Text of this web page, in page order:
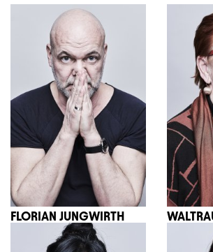
FLORIAN JUNGWIRTH